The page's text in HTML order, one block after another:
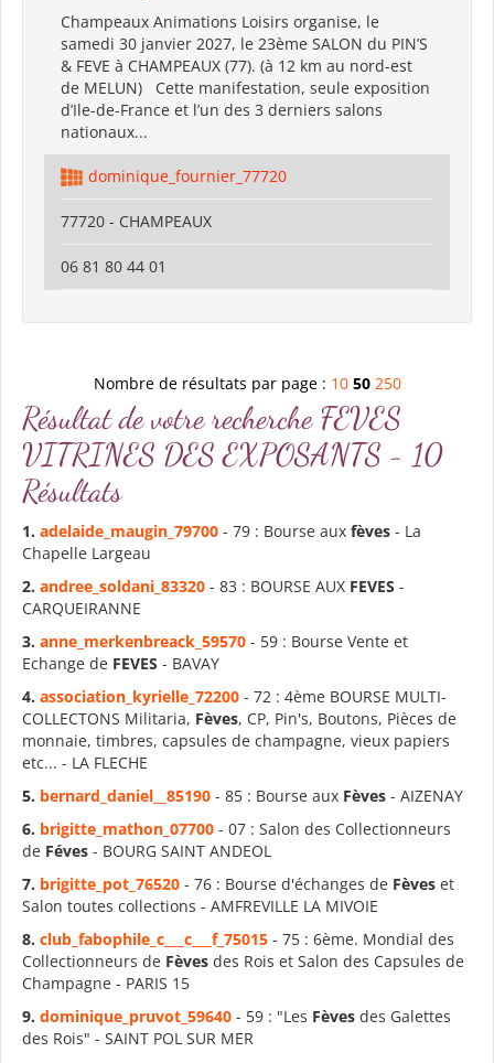
Champeaux Animations Loisirs organise, le
samedi 30 janvier 2027, le 23ème SALON du PIN’S
& FEVE à CHAMPEAUX (77). (à 12 km au nord-est
de MELUN) Cette manifestation, seule exposition
d’Ile-de-France et l’un des 3 derniers salons
nationaux...
dominique_fournier_77720
77720 - CHAMPEAUX
06 81 80 44 01
Nombre de résultats par page : 10 50 250
Résultat de votre recherche FEVES
VITRINES DES EXPOSANTS - 10
Résultats
1. adelaide_maugin_79700 - 79 : Bourse aux fèves - La
Chapelle Largeau
2. andree_soldani_83320 - 83 : BOURSE AUX FEVES -
CARQUEIRANNE
3. anne_merkenbreack_59570 - 59 : Bourse Vente et
Echange de FEVES - BAVAY
4. association_kyrielle_72200 - 72 : 4ème BOURSE MULTI-
COLLECTONS Militaria, Fèves, CP, Pin's, Boutons, Pièces de
monnaie, timbres, capsules de champagne, vieux papiers
etc... - LA FLECHE
5. bernard_daniel__85190 - 85 : Bourse aux Fèves - AIZENAY
6. brigitte_mathon_07700 - 07 : Salon des Collectionneurs
de Féves - BOURG SAINT ANDEOL
7. brigitte_pot_76520 - 76 : Bourse d'échanges de Fèves et
Salon toutes collections - AMFREVILLE LA MIVOIE
8. club_fabophile_c___c___f_75015 - 75 : 6ème. Mondial des
Collectionneurs de Fèves des Rois et Salon des Capsules de
Champagne - PARIS 15
9. dominique_pruvot_59640 - 59 : "Les Fèves des Galettes
des Rois" - SAINT POL SUR MER